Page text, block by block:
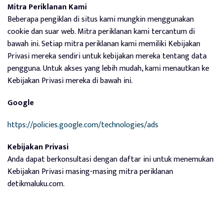
Mitra Periklanan Kami
Beberapa pengiklan di situs kami mungkin menggunakan
cookie dan suar web. Mitra periklanan kami tercantum di
bawah ini. Setiap mitra periklanan kami memiliki Kebijakan
Privasi mereka sendiri untuk kebijakan mereka tentang data
pengguna. Untuk akses yang lebih mudah, kami menautkan ke
Kebijakan Privasi mereka di bawah ini.
Google
https://policies.google.com/technologies/ads
Kebijakan Privasi
Anda dapat berkonsultasi dengan daftar ini untuk menemukan
Kebijakan Privasi masing-masing mitra periklanan
detikmaluku.com.